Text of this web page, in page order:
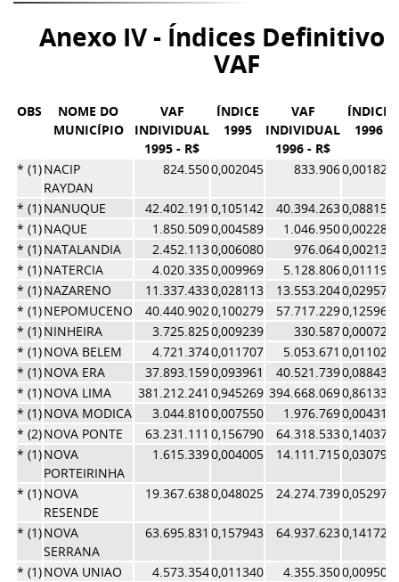
Anexo IV - Índices
VAF
OBS
NOME DO
MUNICÍPIO
VAF
INDIVIDUAL
1995 - R$
ÍNDICE
1995
VAF
INDIVIDUAL
1996 - R$
ÍNDICE
1996
* (1)NACIP
RAYDAN
824.5500,002045 833.9060,001820
* (1)NANUQUE 42.402.191 0,105142 40.394.2630,088158
* (1)NAQUE 1.850.5090,004589 1.046.9500,002285
* (1)NATALANDIA 2.452.1130,006080 976.0640,002130
* (1)NATERCIA 4.020.3350,009969 5.128.8060,011193
* (1)NAZARENO 11.337.4330,028113 13.553.2040,029579
* (1)NEPOMUCENO 40.440.9020,100279 57.717.2290,125964
* (1)NINHEIRA 3.725.8250,009239 330.5870,000721
* (1)NOVA BELEM 4.721.3740,011707 5.053.671 0,011029
* (1)NOVA ERA 37.893.1590,093961 40.521.7390,088436
* (1)NOVA LIMA 381.212.241 0,945269 394.668.0690,861336
* (1)NOVA MODICA 3.044.8100,007550 1.976.7690,004314
* (2)NOVA PONTE 63.231.111 0,156790 64.318.5330,140371
* (1)NOVA
PORTEIRINHA
1.615.3390,004005 14.111.7150,030798
* (1)NOVA
RESENDE
19.367.6380,048025 24.274.7390,052978
* (1)NOVA
SERRANA
63.695.831 0,157943 64.937.6230,141722
* (1)NOVA UNIAO 4.573.3540,011340 4.355.3500,009505